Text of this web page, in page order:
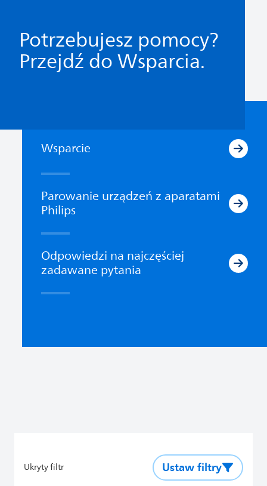
Potrzebujesz pomocy?
Przejdź do Wsparcia.
Wsparcie
Parowanie urządzeń z aparatami
Philips
Odpowiedzi na najczęściej
zadawane pytania
Ukryty filtr Ustaw filtry